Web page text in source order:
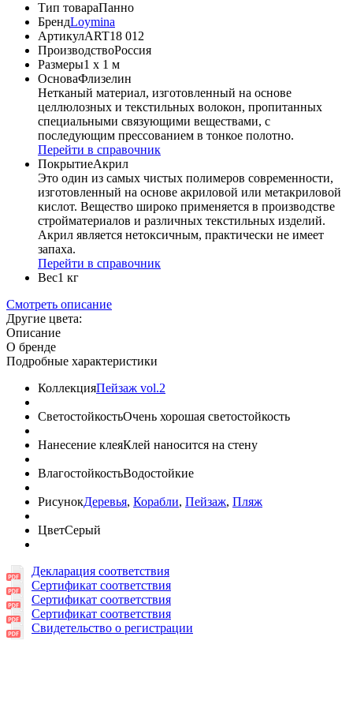
Тип товараПанно
БрендLoymina
АртикулART18 012
ПроизводствоРоссия
Размеры1 x 1 м
ОсноваФлизелин
Нетканый материал, изготовленный на основе
целлюлозных и текстильных волокон, пропитанных
специальными связующими веществами, с
последующим прессованием в тонкое полотно.
Перейти в справочник
ПокрытиеАкрил
Это один из самых чистых полимеров современности,
изготовленный на основе акриловой или метакриловой
кислот. Вещество широко применяется в производстве
стройматериалов и различных текстильных изделий.
Акрил является нетоксичным, практически не имеет
запаха.
Перейти в справочник
Вес1 кг
Смотреть описание
Другие цвета:
Описание
О бренде
Подробные характеристики
КоллекцияПейзаж vol.2
СветостойкостьОчень хорошая светостойкость
Нанесение клеяКлей наносится на стену
ВлагостойкостьВодостойкие
РисунокДеревья, Корабли, Пейзаж, Пляж
ЦветСерый
Декларация соответствия
Сертификат соответствия
Сертификат соответствия
Сертификат соответствия
Свидетельство о регистрации